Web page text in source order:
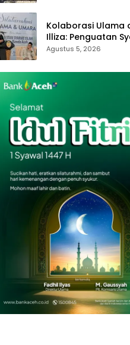
Kolaborasi Ulama
Illiza: Penguatan
Tanggung Jawab
Agustus 5, 2026